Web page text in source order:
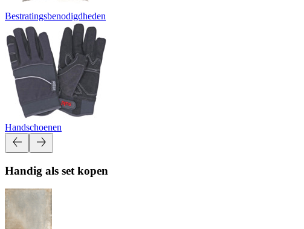
Bestratingsbenodigdheden
Handschoenen
Handig als set kopen